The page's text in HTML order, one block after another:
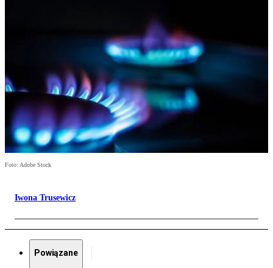
Foto: Adobe Stock
Iwona Trusewicz
Powiązane